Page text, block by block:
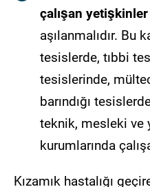
çalışan yetişkinler
aşılanmalıdır. Bu
tesislerde, tıbbi
tesislerinde,
barındığı
teknik, mesleki ve
kurumlarında
Kızamık hastalığı